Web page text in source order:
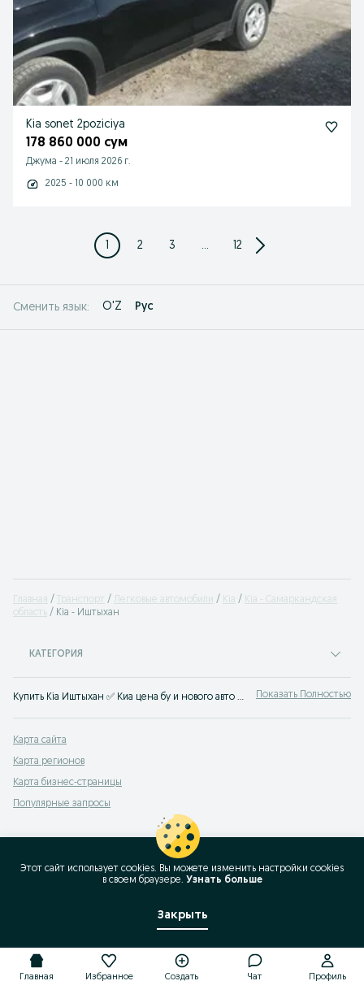
Kia sonet 2poziciya
178 860 000 сум
Джума - 21 июля 2026 г.
2025 - 10 000 км
1 2 3 ... 12
Сменить язык: O'Z Рус
Главная Транспорт Легковые автомобили Kia
Kia - Самаркандская
область
Kia - Иштыхан
КАТЕГОРИЯ
Купить Kia Иштыхан ✅ Киа цена бу и нового авто ☝ Большой выбор автомобилей по выгодным ценам на OLX.uz (ранее Torg.uz) Показать Полностью
Карта сайта
Карта регионов
Карта бизнес-страницы
Популярные запросы
Главная Избранное Создать Чат Профиль
Этот сайт использует cookies. Вы можете изменить настройки cookies
в своeм браузере. Узнать больше
Закрыть